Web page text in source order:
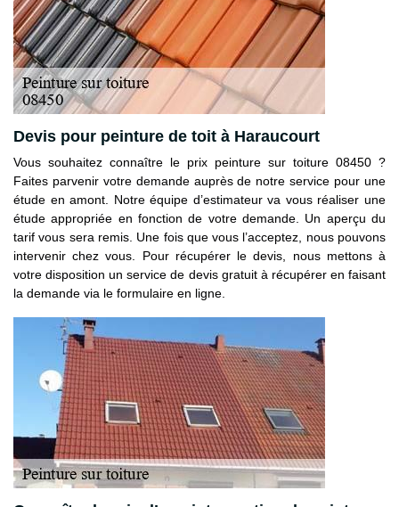
Devis pour peinture de toit à Haraucourt
Vous souhaitez connaître le prix peinture sur toiture 08450 ?
Faites parvenir votre demande auprès de notre service pour une
étude en amont. Notre équipe d’estimateur va vous réaliser une
étude appropriée en fonction de votre demande. Un aperçu du
tarif vous sera remis. Une fois que vous l’acceptez, nous pouvons
intervenir chez vous. Pour récupérer le devis, nous mettons à
votre disposition un service de devis gratuit à récupérer en faisant
la demande via le formulaire en ligne.